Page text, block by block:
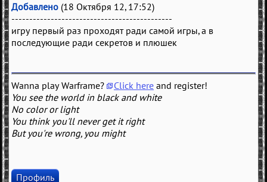
Добавлено (18 Октября 12, 17:52)
---------------------------------------------
игру первый раз проходят ради самой игры, а в
последующие ради секретов и плюшек
Wanna play Warframe? Click here and register!
You see the world in black and white
No color or light
You think you'll never get it right
But you're wrong, you might
Профиль